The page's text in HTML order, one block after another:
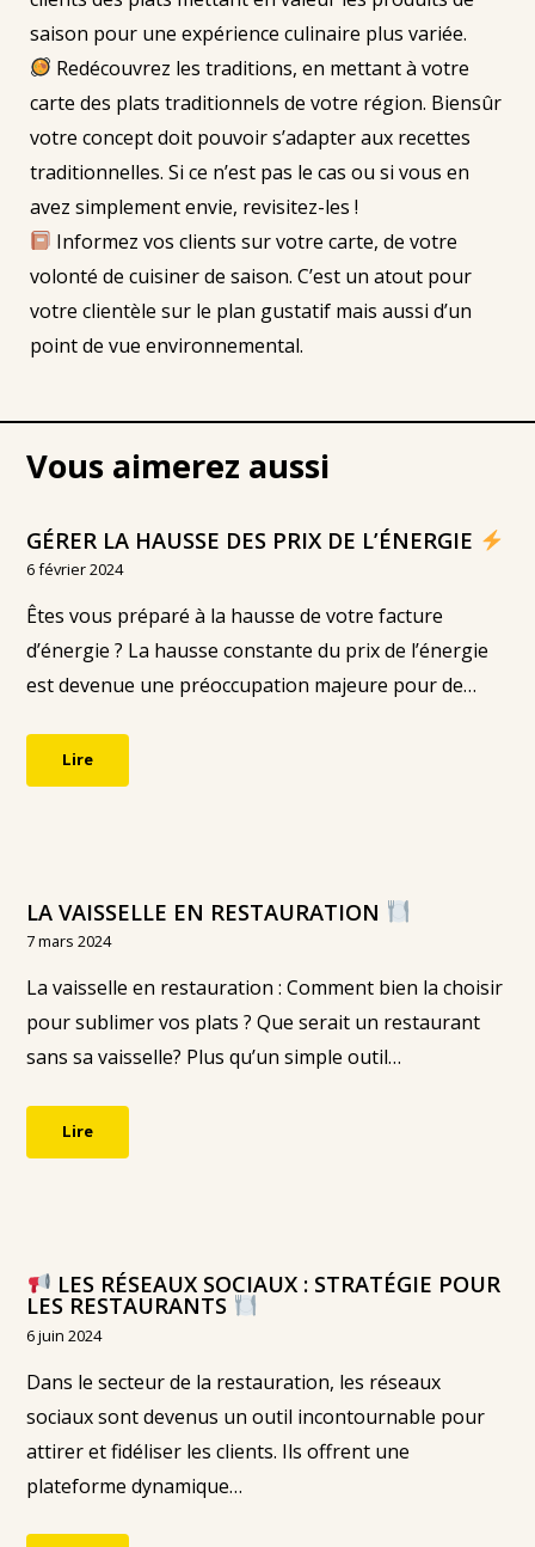
saison pour une expérience culinaire plus variée.
Redécouvrez les traditions, en mettant à votre
carte des plats traditionnels de votre région. Biensûr
votre concept doit pouvoir s’adapter aux recettes
traditionnelles. Si ce n’est pas le cas ou si vous en
avez simplement envie, revisitez-les !
Informez vos clients sur votre carte, de votre
volonté de cuisiner de saison. C’est un atout pour
votre clientèle sur le plan gustatif mais aussi d’un
point de vue environnemental.
Vous aimerez aussi
GÉRER LA HAUSSE DES PRIX DE L’ÉNERGIE
6 février 2024
Êtes vous préparé à la hausse de votre facture
d’énergie ? La hausse constante du prix de l’énergie
est devenue une préoccupation majeure pour de…
Lire
LA VAISSELLE EN RESTAURATION
7 mars 2024
La vaisselle en restauration : Comment bien la choisir
pour sublimer vos plats ? Que serait un restaurant
sans sa vaisselle? Plus qu’un simple outil…
Lire
LES RÉSEAUX SOCIAUX : STRATÉGIE POUR
LES RESTAURANTS
6 juin 2024
Dans le secteur de la restauration, les réseaux
sociaux sont devenus un outil incontournable pour
attirer et fidéliser les clients. Ils offrent une
plateforme dynamique…